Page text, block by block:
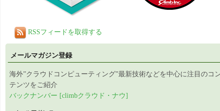
RSSフィードを取得する
メールマガジン登録
海外”クラウドコンピューティング”最新技術などを中心に注目のコ
テンツをご紹介
バックナンバー [climbクラウド・ナウ]